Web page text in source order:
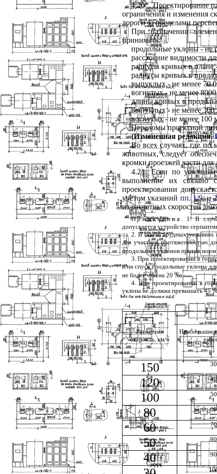
4.20*. Проектирование
ограничения и изменения
дороги за пределами
При назначении
принимать:
продольные уклоны - не
расстояние видимости
радиусы кривых в плане
радиусы кривых в
выпуклых - не менее 70
вогнутых - не менее
длины кривых в
выпуклых - не менее 300
вогнутых - не менее 100
Переломы проектной
(Измененная редакция.
Во всех случаях, где
животных, следует
кромки проезжей части для
4.21. Если по
выполнение их связано
проектировании
учетом указаний пп. 1.9. и
из расчетных скоростей
Примечания . 1. В
допускается устройство
2. В особо трудных условиях
для участков протяженностью
продольных уклонов против
3. При проектировании в
и на спуск продольные уклоны
не более чем на 20 ‰.
4. При проектировании в
уклона не должна превышать 45
Расчетная
скорость, км/ч
Наибольшие
150 30
120 40
100 50
80 60
60 70
50 80
40 90